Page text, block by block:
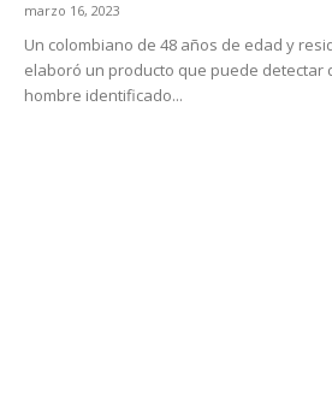
marzo 16, 2023
Un colombiano de 48 años de edad y
elaboró un producto que puede detectar
hombre identificado...